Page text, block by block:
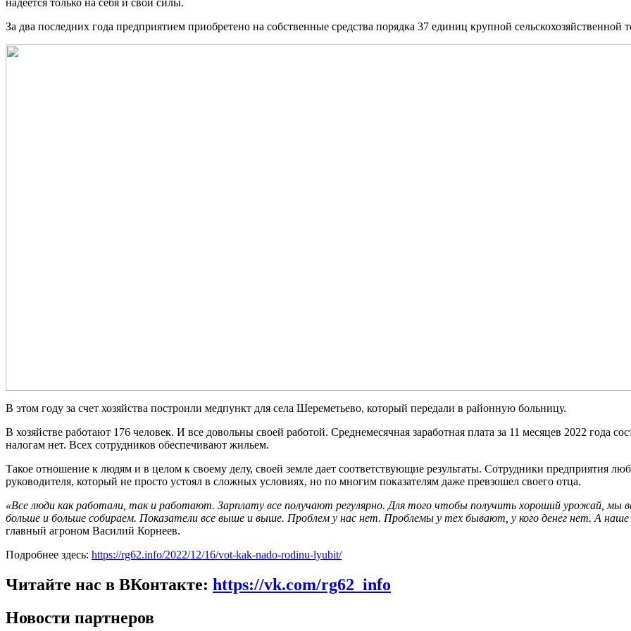
надеется только на себя и свои силы.
За два последних года предприятием приобретено на собственные средства порядка 37 единиц крупной сельскохозяйственной
В этом году за счет хозяйства построили медпункт для села Шереметьево, который передали в районную больницу.
В хозяйстве работают 176 человек. И все довольны своей работой. Среднемесячная заработная плата за 11 месяцев 2022 года
налогам нет. Всех сотрудников обеспечивают жильем.
Такое отношение к людям и в целом к своему делу, своей земле дает соответствующие результаты. Сотрудники предприятия
руководителя, который не просто устоял в сложных условиях, но по многим показателям даже превзошел своего отца.
«Все люди как работали, так и работают. Зарплату все получают регулярно. Для того чтобы получить хороший урожай, мы
больше и больше собираем. Показатели все выше и выше. Проблем у нас нет. Проблемы у тех бывают, у кого денег нет. А наше
главный агроном Василий Корнеев.
Подробнее здесь: https://rg62.info/2022/12/16/vot-kak-nado-rodinu-lyubit/
Читайте нас в ВКонтакте: https://vk.com/rg62_info
Новости партнеров